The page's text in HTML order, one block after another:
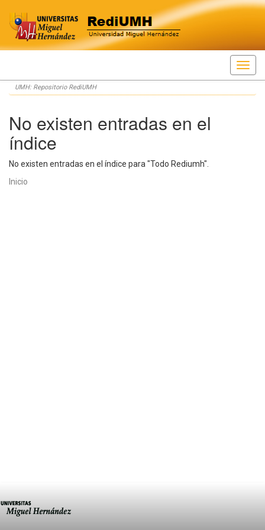
Skip
navigation
UMH: Repositorio RediUMH
No existen entradas en el
índice
No existen entradas en el índice para "Todo Rediumh".
Inicio